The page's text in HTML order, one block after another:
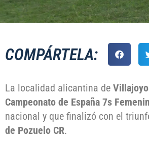
COMPÁRTELA:
La localidad alicantina de
Campeonato de España 7s
nacional y que finalizó con el
de Pozuelo CR.